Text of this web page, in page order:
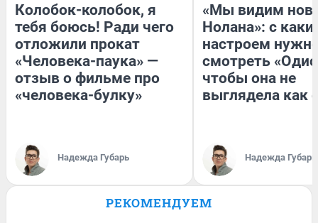
Колобок-колобок, я
тебя боюсь! Ради чего
отложили прокат
«Человека-паука» —
отзыв о фильме про
«человека-булку»
Надежда Губарь
«Мы видим
Нолана»: с
настроем
смотреть
чтобы она не
выглядела как
Надежда Губарь
РЕКОМЕНДУЕМ